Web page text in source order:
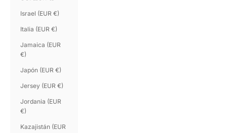
Israel (EUR €)
Italia (EUR €)
Jamaica (EUR
€)
Japón (EUR €)
Jersey (EUR €)
Jordania (EUR
€)
Kazajistán (EUR